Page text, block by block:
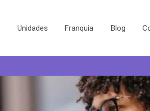
Unidades Franquia Blog